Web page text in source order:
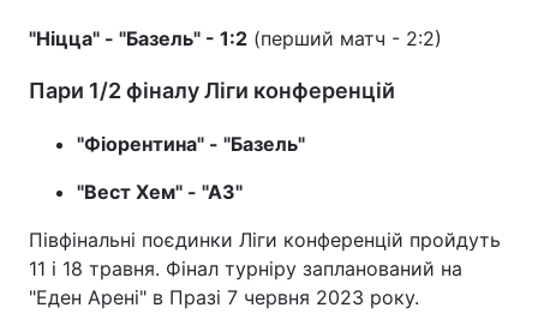
"Ніцца" - "Базель" - 1:2 (перший матч - 2:2)
Пари 1/2 фіналу Ліги конференцій
"Фіорентина" - "Базель"
"Вест Хем" - "АЗ"
Півфінальні поєдинки Ліги конференцій пройдуть
11 і 18 травня. Фінал турніру запланований на
"Еден Арені" в Празі 7 червня 2023 року.